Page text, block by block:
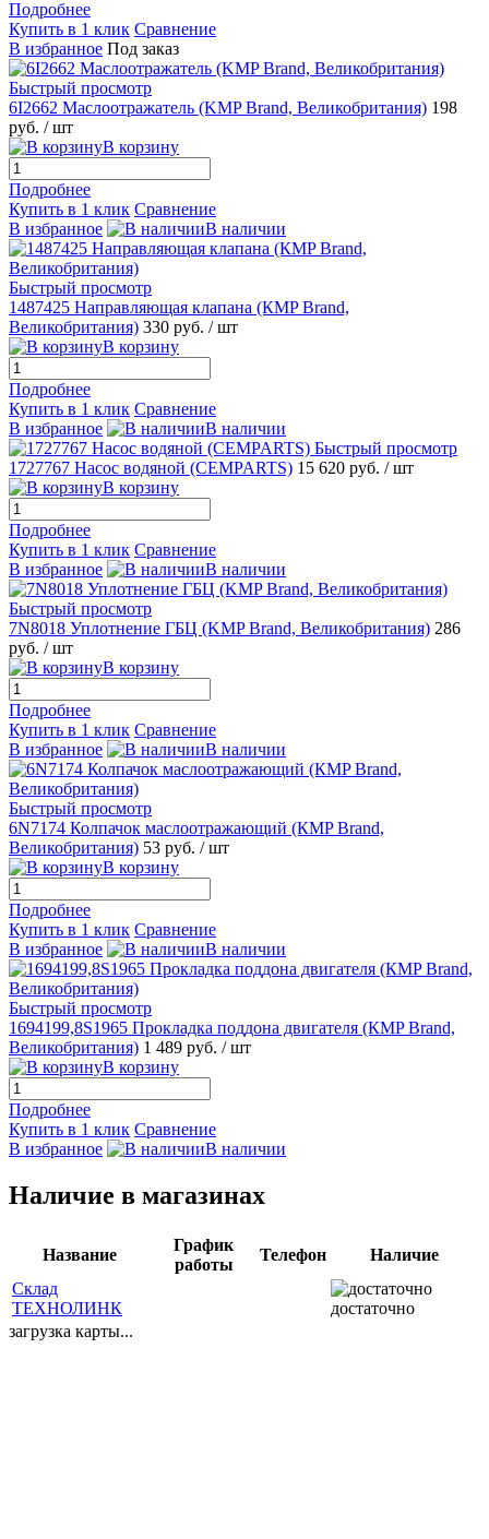
Подробнее
Купить в 1 клик Сравнение
В избранное Под заказ
Быстрый просмотр
6I2662 Маслоотражатель (KMP Brand, Великобритания) 198
руб. / шт
В корзину
Подробнее
Купить в 1 клик Сравнение
В избранное
В наличии
Быстрый просмотр
1487425 Направляющая клапана (КMP Brand,
Великобритания) 330 руб. / шт
В корзину
Подробнее
Купить в 1 клик Сравнение
В избранное
В наличии
Быстрый просмотр
1727767 Насос водяной (CEMPARTS) 15 620 руб. / шт
В корзину
Подробнее
Купить в 1 клик Сравнение
В избранное
В наличии
Быстрый просмотр
7N8018 Уплотнение ГБЦ (KMP Brand, Великобритания) 286
руб. / шт
В корзину
Подробнее
Купить в 1 клик Сравнение
В избранное
В наличии
Быстрый просмотр
6N7174 Колпачок маслоотражающий (КMP Brand,
Великобритания) 53 руб. / шт
В корзину
Подробнее
Купить в 1 клик Сравнение
В избранное
В наличии
Быстрый просмотр
1694199,8S1965 Прокладка поддона двигателя (КMP Brand,
Великобритания) 1 489 руб. / шт
В корзину
Подробнее
Купить в 1 клик Сравнение
В избранное
В наличии
Наличие в магазинах
Название
График
работы
Телефон
Наличие
Склад
ТЕХНОЛИНК
достаточно
загрузка карты...